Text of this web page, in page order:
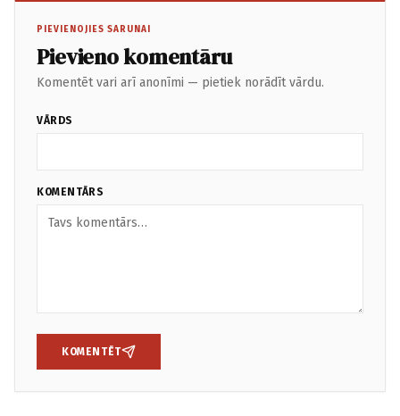
PIEVIENOJIES SARUNAI
Pievieno komentāru
Komentēt vari arī anonīmi — pietiek norādīt vārdu.
VĀRDS
KOMENTĀRS
KOMENTĒT